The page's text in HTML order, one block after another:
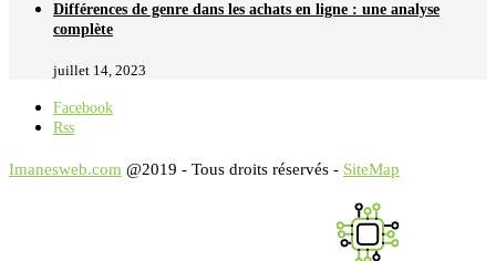
Différences de genre dans les achats en ligne : une analyse
complète
juillet 14, 2023
Facebook
Rss
Imanesweb.com @2019 - Tous droits réservés - SiteMap